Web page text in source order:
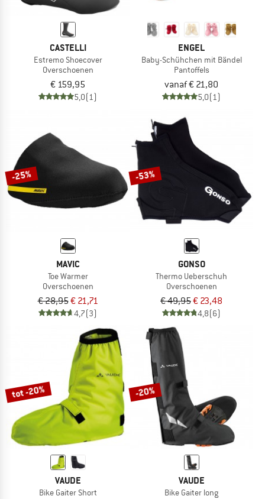
CASTELLI
Estremo Shoecover
Overschoenen
€ 159,95
5,0(1)
ENGEL
Baby-Schühchen mit Bändel
Pantoffels
vanaf € 21,80
5,0(1)
-25%
MAVIC
Toe Warmer
Overschoenen
€ 28,95€ 21,71
4,7(3)
-53%
GONSO
Thermo Ueberschuh
Overschoenen
€ 49,95€ 23,48
4,8(6)
tot -20%
VAUDE
Bike Gaiter Short
-20%
VAUDE
Bike Gaiter long